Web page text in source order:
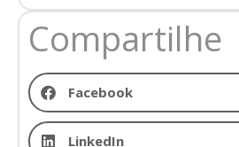
Compartilhe
Facebook
LinkedIn